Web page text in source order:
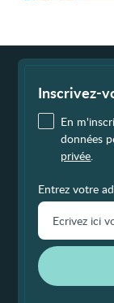
Inscrivez-
En
données
privée
Entrez votre